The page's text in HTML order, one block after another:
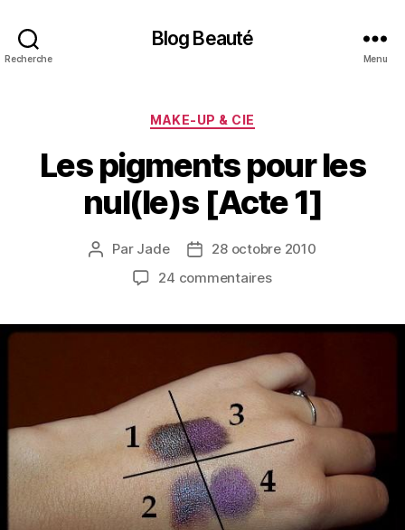
Recherche
Blog Beauté
Menu
Catégories
MAKE-UP & CIE
Les pigments pour les
nul(le)s [Acte 1]
Auteur
l’article
Par Jade
Date28 octobre 2010
24 commentairessur
pour
les
nul(le)s
[Acte